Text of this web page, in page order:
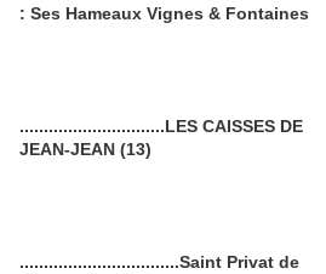
: Ses Hameaux Vignes & Fontaines
..............................LES CAISSES DE
JEAN-JEAN (13)
.................................Saint Privat de